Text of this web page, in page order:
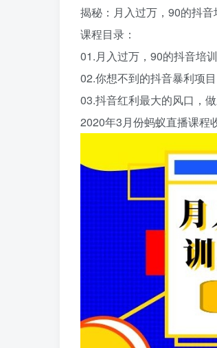
揭秘：月入过万，90的抖
课程目录：
01.月入过万，90的抖音培
02.你想不到的抖音暴利项
03.抖音红利最大的风口，
2020年3月份蚂蚁直播课程